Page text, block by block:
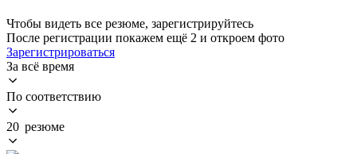
Чтобы видеть все резюме, зарегистрируйтесь
После регистрации покажем ещё 2 и откроем фото
Зарегистрироваться
За всё время
По соответствию
20 резюме